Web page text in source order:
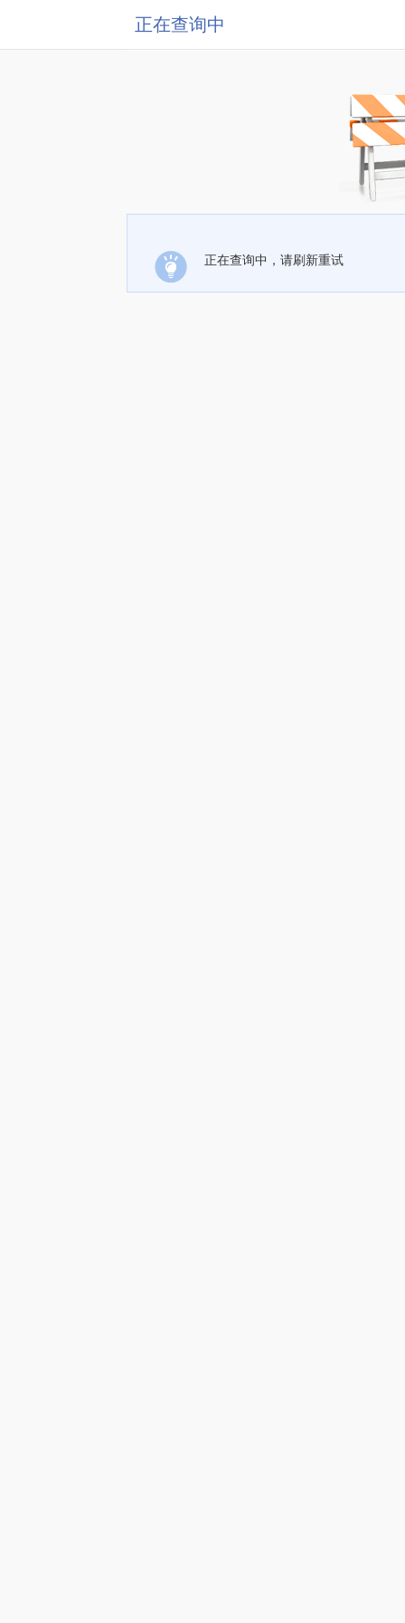
正在查询中
正在查询中，请刷新重试